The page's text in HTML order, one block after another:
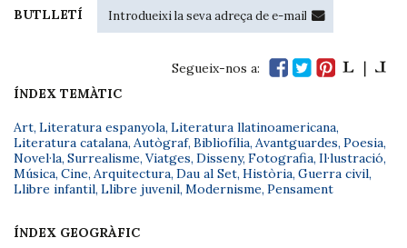
BUTLLETÍ
Segueix-nos a:
ÍNDEX TEMÀTIC
Art, Literatura espanyola, Literatura llatinoamericana,
Literatura catalana, Autògraf, Bibliofília, Avantguardes, Poesia,
Novel·la, Surrealisme, Viatges, Disseny, Fotografia, Il·lustració,
Música, Cine, Arquitectura, Dau al Set, Història, Guerra civil,
Llibre infantil, Llibre juvenil, Modernisme, Pensament
ÍNDEX GEOGRÀFIC